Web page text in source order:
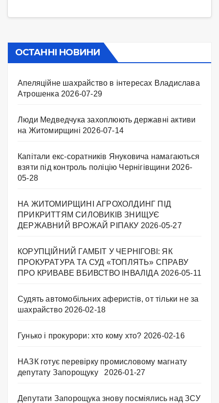
ОСТАННІ НОВИНИ
Апеляційне шахрайство в інтересах Владислава
Атрошенка 2026-07-29
Люди Медведчука захоплюють державні активи
на Житомирщині 2026-07-14
Капітали екс-соратників Януковича намагаються
взяти під контроль поліцію Чернігівщини 2026-
05-28
НА ЖИТОМИРЩИНІ АГРОХОЛДИНГ ПІД
ПРИКРИТТЯМ СИЛОВИКІВ ЗНИЩУЄ
ДЕРЖАВНИЙ ВРОЖАЙ РІПАКУ ​ 2026-05-27
КОРУПЦІЙНИЙ ГАМБІТ У ЧЕРНІГОВІ: ЯК
ПРОКУРАТУРА ТА СУД «ТОПЛЯТЬ» СПРАВУ
ПРО КРИВАВЕ ВБИВСТВО ІНВАЛІДА 2026-05-11
Судять автомобільних аферистів, от тільки не за
шахрайство 2026-02-18
Гунько і прокурори: хто кому хто? 2026-02-16
НАЗК готує перевірку промисловому магнату
депутату Запорощуку
2026-01-27
Депутати Запорощука знову посміялись над ЗСУ